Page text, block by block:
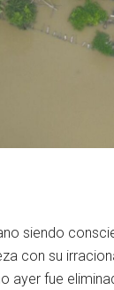
siendo
con su
ayer fue